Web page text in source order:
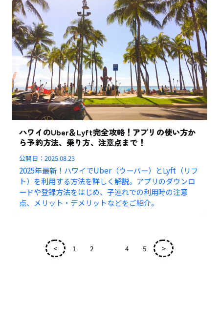
ハワイのUber＆Lyft完全攻略！アプリの使い方か
ら予約方法、乗り方、注意点まで！
公開日：2025.08.23
2025年最新！ハワイでUber（ウーバー）とLyft（リフ
ト）を利用する方法を詳しく解説。アプリのダウンロ
ードや登録方法をはじめ、子連れでの利用時の注意
点、メリット・デメリットなどをご紹介。
< 1 2 4 5 >